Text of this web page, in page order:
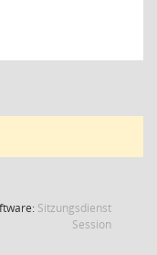
Sitzungsdienst
Session